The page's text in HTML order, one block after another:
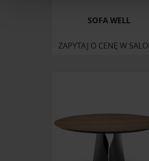
i reklam, aby oferować funkcje
społecznościowym, reklamowym i
otrzymanymi od Ciebie lub uzyskanymi
SOFA WELL
ZAPYTAJ O CENĘ W